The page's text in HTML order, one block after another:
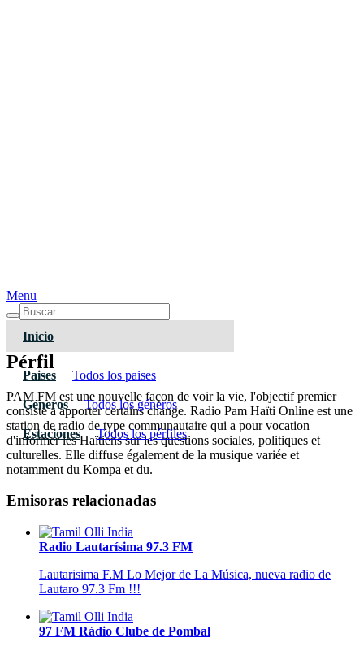
Menu
Inicio
Paises Todos los paises
Géneros Todos los géneros
Estaciones Todos los pérfiles
Pérfil
PAM FM est une nouvelle façon de voir la vie, l'objectif premier
consiste a apporter certains change. Radio Pam Haïti Online est une
station de radio de type communautaire qui a pour vocation
d'informer les Haïtiens sur les questions sociales, politiques et
culturelles. Elle diffuse également de la musique variée et
notamment du Kompa et du.
Emisoras relacionadas
Radio Lautarísima 97.3 FM
Lautarisima F.M Lo Mejor de La Música, nueva radio de
Lautaro 97.3 Fm !!!
97 FM Rádio Clube de Pombal